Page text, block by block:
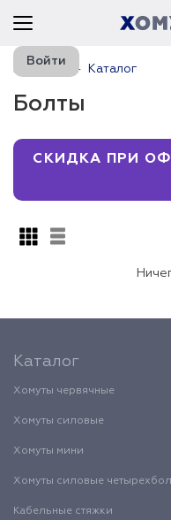
Войти
Главная Каталог
Болты
СКИДКА ПРИ
Каталог
Хомуты червячные
Хомуты силовые
Хомуты мини
Хомуты силовые
Кабельные стяжки